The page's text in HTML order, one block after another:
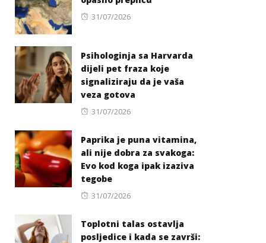
Posted
31/07/2026
Psihologinja sa Harvarda
dijeli pet fraza koje
signaliziraju da je vaša
veza gotova
Posted
31/07/2026
Paprika je puna vitamina,
ali nije dobra za svakoga:
Evo kod koga ipak izaziva
tegobe
Posted
31/07/2026
Toplotni talas ostavlja
posljedice i kada se završi: